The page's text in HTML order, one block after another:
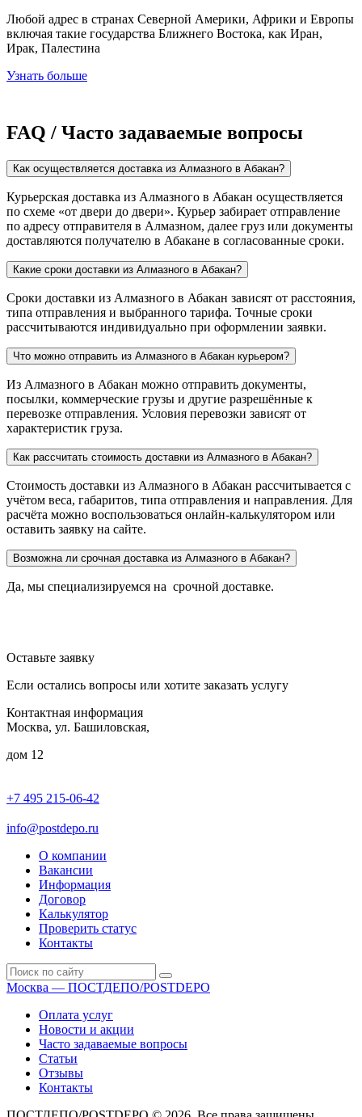
Любой адрес в странах Северной Америки, Африки и Европы
включая такие государства Ближнего Востока, как Иран,
Ирак, Палестина
Узнать больше
FAQ / Часто задаваемые вопросы
Как осуществляется доставка из Алмазного в Абакан?
Курьерская доставка из Алмазного в Абакан осуществляется
по схеме «от двери до двери». Курьер забирает отправление
по адресу отправителя в Алмазном, далее груз или документы
доставляются получателю в Абакане в согласованные сроки.
Какие сроки доставки из Алмазного в Абакан?
Сроки доставки из Алмазного в Абакан зависят от расстояния,
типа отправления и выбранного тарифа. Точные сроки
рассчитываются индивидуально при оформлении заявки.
Что можно отправить из Алмазного в Абакан курьером?
Из Алмазного в Абакан можно отправить документы,
посылки, коммерческие грузы и другие разрешённые к
перевозке отправления. Условия перевозки зависят от
характеристик груза.
Как рассчитать стоимость доставки из Алмазного в Абакан?
Стоимость доставки из Алмазного в Абакан рассчитывается с
учётом веса, габаритов, типа отправления и направления. Для
расчёта можно воспользоваться онлайн-калькулятором или
оставить заявку на сайте.
Возможна ли срочная доставка из Алмазного в Абакан?
Да, мы специализируемся на срочной доставке.
Оставьте заявку
Если остались вопросы или хотите заказать услугу
Контактная информация
Москва, ул. Башиловская,
дом 12
+7 495 215-06-42
info@postdepo.ru
О компании
Вакансии
Информация
Договор
Калькулятор
Проверить статус
Контакты
Москва — ПОСТДЕПО/POSTDEPO
Оплата услуг
Новости и акции
Часто задаваемые вопросы
Статьи
Отзывы
Контакты